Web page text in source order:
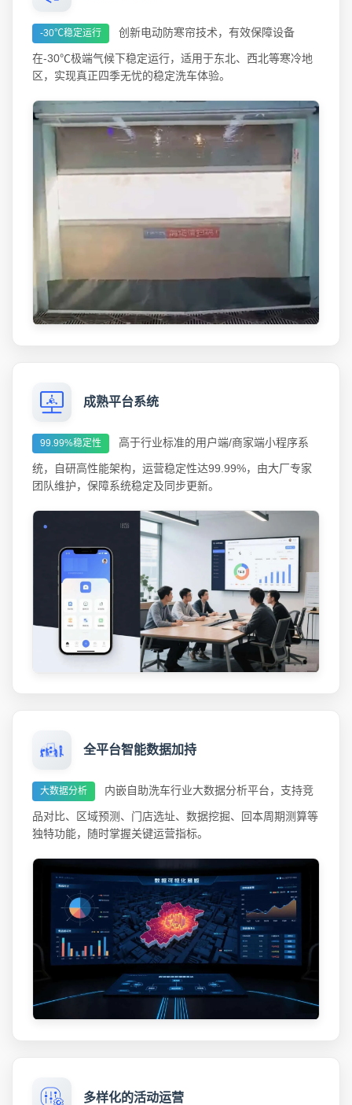
-30℃稳定运行 创新电动防寒帘技术，有效保障设备
在-30℃极端气候下稳定运行，适用于东北、西北等寒冷地
区，实现真正四季无忧的稳定洗车体验。
成熟平台系统
99.99%稳定性 高于行业标准的用户端/商家端小程序系
统，自研高性能架构，运营稳定性达99.99%，由大厂专家
团队维护，保障系统稳定及同步更新。
全平台智能数据加持
大数据分析 内嵌自助洗车行业大数据分析平台，支持竞
品对比、区域预测、门店选址、数据挖掘、回本周期测算等
独特功能，随时掌握关键运营指标。
多样化的活动运营